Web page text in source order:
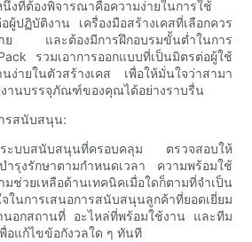
งที่ต้องพิจารณาคือความง่ายในการใช้
ผู้ปฏิบัติงาน เครื่องมือสร้างเคสที่เลือกควร
าย และต้องมีการฝึกอบรมขั้นต่ำในการ
รวมเอาการออกแบบที่เป็นมิตรต่อผู้ใช้
ง่ายในตัวสร้างเคส เพื่อให้มั่นใจว่าสามา
านบรรจุภัณฑ์ของคุณได้อย่างราบรื่น
รสนับสนุน:
ระบบสนับสนุนที่ครอบคลุม ตรวจสอบให้
ำรุงรักษาตามกำหนดเวลา ความพร้อมใช้
ช่วยเหลือด้านเทคนิคเมื่อใดก็ตามที่จำเป็น
นการเสนอการสนับสนุนลูกค้าที่ยอดเยี่ยม
นอกสถานที่ อะไหล่ที่พร้อมใช้งาน และทีม
อแก้ไขข้อกังวลใด ๆ ทันที